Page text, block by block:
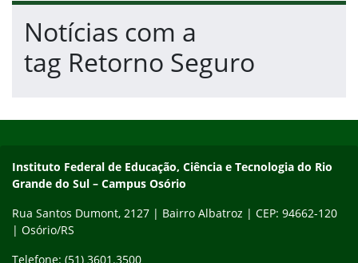
Fim da navegação
Início do conteúdo
Notícias com a
tag Retorno Seguro
Instituto Federal de Educação, Ciência e Tecnologia do Rio
Instituto Federal de Educação, Ciência e Tecnologia do Rio
Grande do Sul – Campus Osório
Rua Santos Dumont, 2127 | Bairro Albatroz | CEP: 94662-120
| Osório/RS
Telefone: (51) 3601.3500